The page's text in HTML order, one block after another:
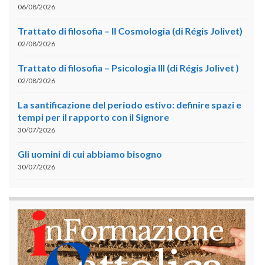
06/08/2026
Trattato di filosofia – II Cosmologia (di Régis Jolivet)
02/08/2026
Trattato di filosofia – Psicologia III (di Régis Jolivet )
02/08/2026
La santificazione del periodo estivo: definire spazi e
tempi per il rapporto con il Signore
30/07/2026
Gli uomini di cui abbiamo bisogno
30/07/2026